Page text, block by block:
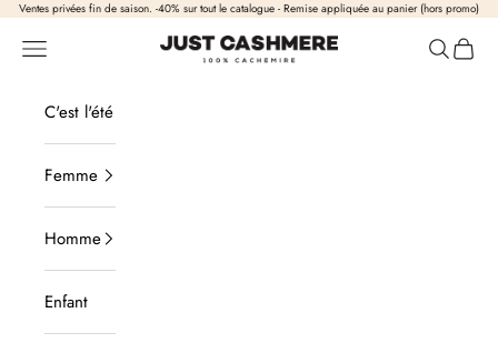
Passer au contenu
Ventes privées fin de saison. -40% sur tout le catalogue - Remise appliquée au panier (hors promo)
Just Cashmere
Ouvrir la navigation Ouvrir la
Voir
C'est l'été
Femme
Homme
Enfant